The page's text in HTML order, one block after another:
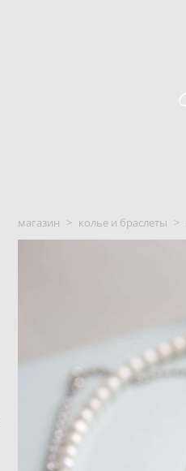
магазин > колье и браслеты >